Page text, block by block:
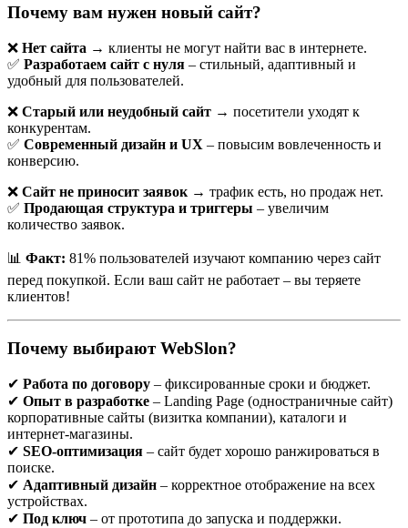
Разработка сайта в Барановичах:
особенности и перспективы
С развитием цифровых технологий присутствие в интернете
организации или частного проекта. Особенно это актуально
для городов с активной экономической жизнью, таких как
Барановичи. Разработка сайта — это не просто создание
страницы в сети, а целый процесс, объединяющий дизайн,
Почему важно иметь сайт?
сегодня нужен собственный сайт. Он выполняет сразу
несколько функций:
Контакт с клиентами – удобный способ взаимодействия,
где можно задать вопрос, оставить заявку или
посмотреть отзывы.
Увеличение продаж – онлайн-витрины и интернет-
магазины позволяют расширить клиентскую базу за
пределы города.
Повышение доверия – наличие профессионального
сайта делает компанию более надежной и серьёзной в
глазах потенциальных клиентов.
Этапы разработки сайта
Почему вам нужен новый сайт?
❌ Нет сайта → клиенты не могут найти вас в интернете.
✅ Разработаем сайт с нуля – стильный, адаптивный и
удобный для пользователей.
❌ Старый или неудобный сайт → посетители уходят к
конкурентам.
✅ Современный дизайн и UX – повысим вовлеченность и
конверсию.
❌ Сайт не приносит заявок → трафик есть, но продаж нет.
✅ Продающая структура и триггеры – увеличим
количество заявок.
📊 Факт: 81% пользователей изучают компанию через сайт
перед покупкой. Если ваш сайт не работает – вы теряете
клиентов!
Почему выбирают WebSlon?
✔ Работа по договору – фиксированные сроки и бюджет.
✔ Опыт в разработке – Landing Page (одностраничные сайт)
корпоративные сайты (визитка компании), каталоги и
интернет-магазины.
✔ SEO-оптимизация – сайт будет хорошо ранжироваться в
поиске.
✔ Адаптивный дизайн – корректное отображение на всех
устройствах.
✔ Под ключ – от прототипа до запуска и поддержки.